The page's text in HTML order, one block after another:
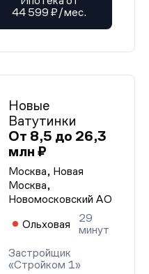
44 599 ₽/мес.
Новые
Ватутинки
От 8,5 до 26,3
млн ₽
Москва, Новая
Москва,
Новомосковский АО
Ольховая
29
минут
Застройщик
«Стройком 1»